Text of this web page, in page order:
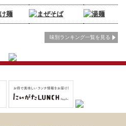
味別ランキング一覧を見る